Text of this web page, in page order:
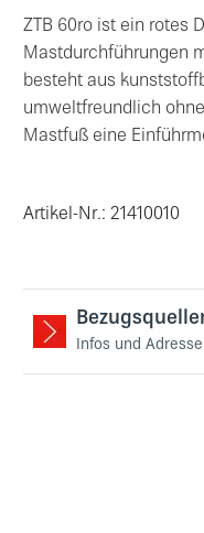
ZTB 60ro ist ein rotes
Mastdurchführungen
besteht aus
umweltfreundlich
Mastfuß eine
Artikel-Nr.: 21410010
Infos und